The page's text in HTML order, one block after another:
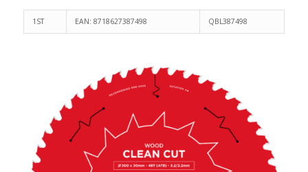
1ST EAN: 8718627387498 QBL387498